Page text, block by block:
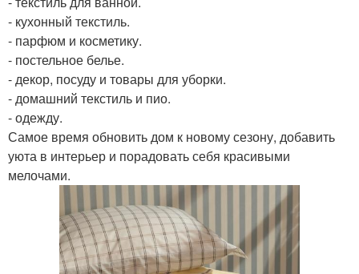
- кухонный текстиль.
- парфюм и косметику.
- постельное белье.
- декор, посуду и товары для уборки.
- домашний текстиль и пио.
- одежду.
Самое время обновить дом к новому сезону, добавить
уюта в интерьер и порадовать себя красивыми
мелочами.